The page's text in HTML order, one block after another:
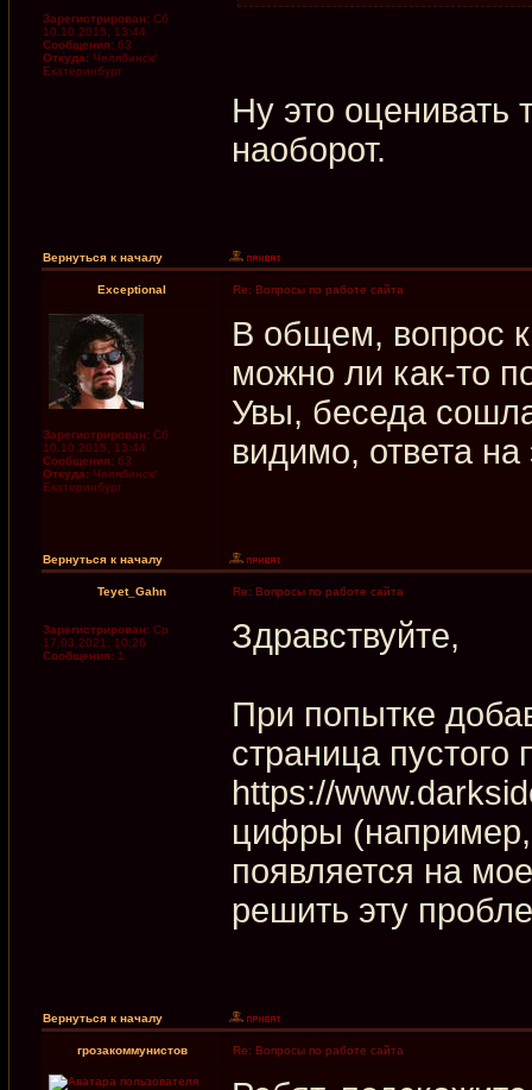
Зарегистрирован: Сб
10.10.2015, 13:44
Сообщения: 63
Откуда: Челябинск/
Екатеринбург
Ну это оценивать
наоборот.
Вернуться к началу
Exceptional Re: Вопросы по работе сайта
Зарегистрирован: Сб
10.10.2015, 13:44
Сообщения: 63
Откуда: Челябинск/
Екатеринбург
В общем, вопрос
можно ли как-то
Увы, беседа
видимо, ответа
Вернуться к началу
Teyet_Gahn Re: Вопросы по работе сайта
Зарегистрирован: Ср
17.03.2021, 10:26
Сообщения: 1
Здравствуйте,
При попытке
страница
https://
цифры (например,
появляется на
решить эту
Вернуться к началу
грозакоммунистов Re: Вопросы по работе сайта